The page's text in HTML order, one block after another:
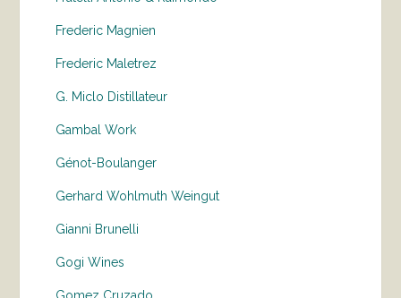
Frederic Magnien
Frederic Maletrez
G. Miclo Distillateur
Gambal Work
Génot-Boulanger
Gerhard Wohlmuth Weingut
Gianni Brunelli
Gogi Wines